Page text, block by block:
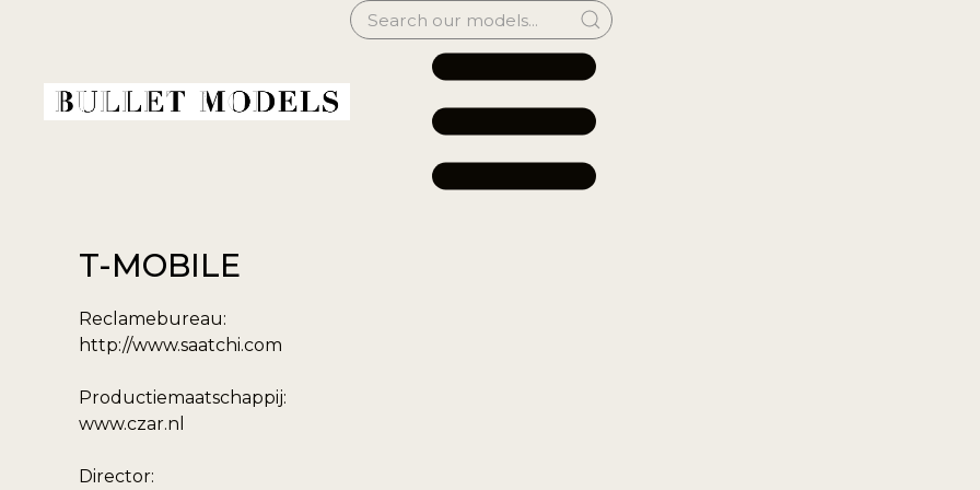
T-MOBILE
Reclamebureau:
http://www.saatchi.com
Productiemaatschappij:
www.czar.nl
Director: